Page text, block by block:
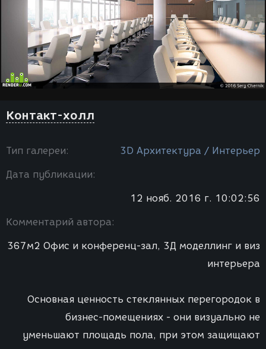
Контакт-холл
Тип галереи: 3D Архитектура / Интерьер
Дата публикации:
12 нояб. 2016 г. 10:02:56
Комментарий автора:
367м2 Офис и конференц-зал, 3Д моделлинг и виз
интерьера
Основная ценность стеклянных перегородок в
бизнес-помещениях - они визуально не
уменьшают площадь пола, при этом защищают